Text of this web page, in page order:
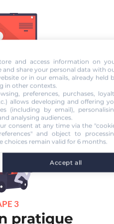
2
. Je suis aidé par les experts de
assistant de révision. Puis,
peux bénéficier du
"Examen Réussi ou
3
pratique
and access information on
and share your personal data with
or in our emails, already held
in other contexts.
preferences, purchases,
allows developing and offering
(including by email),
analysing audiences.
consent at any time via the
and object to
choices remain valid for 6 months.
Accept all